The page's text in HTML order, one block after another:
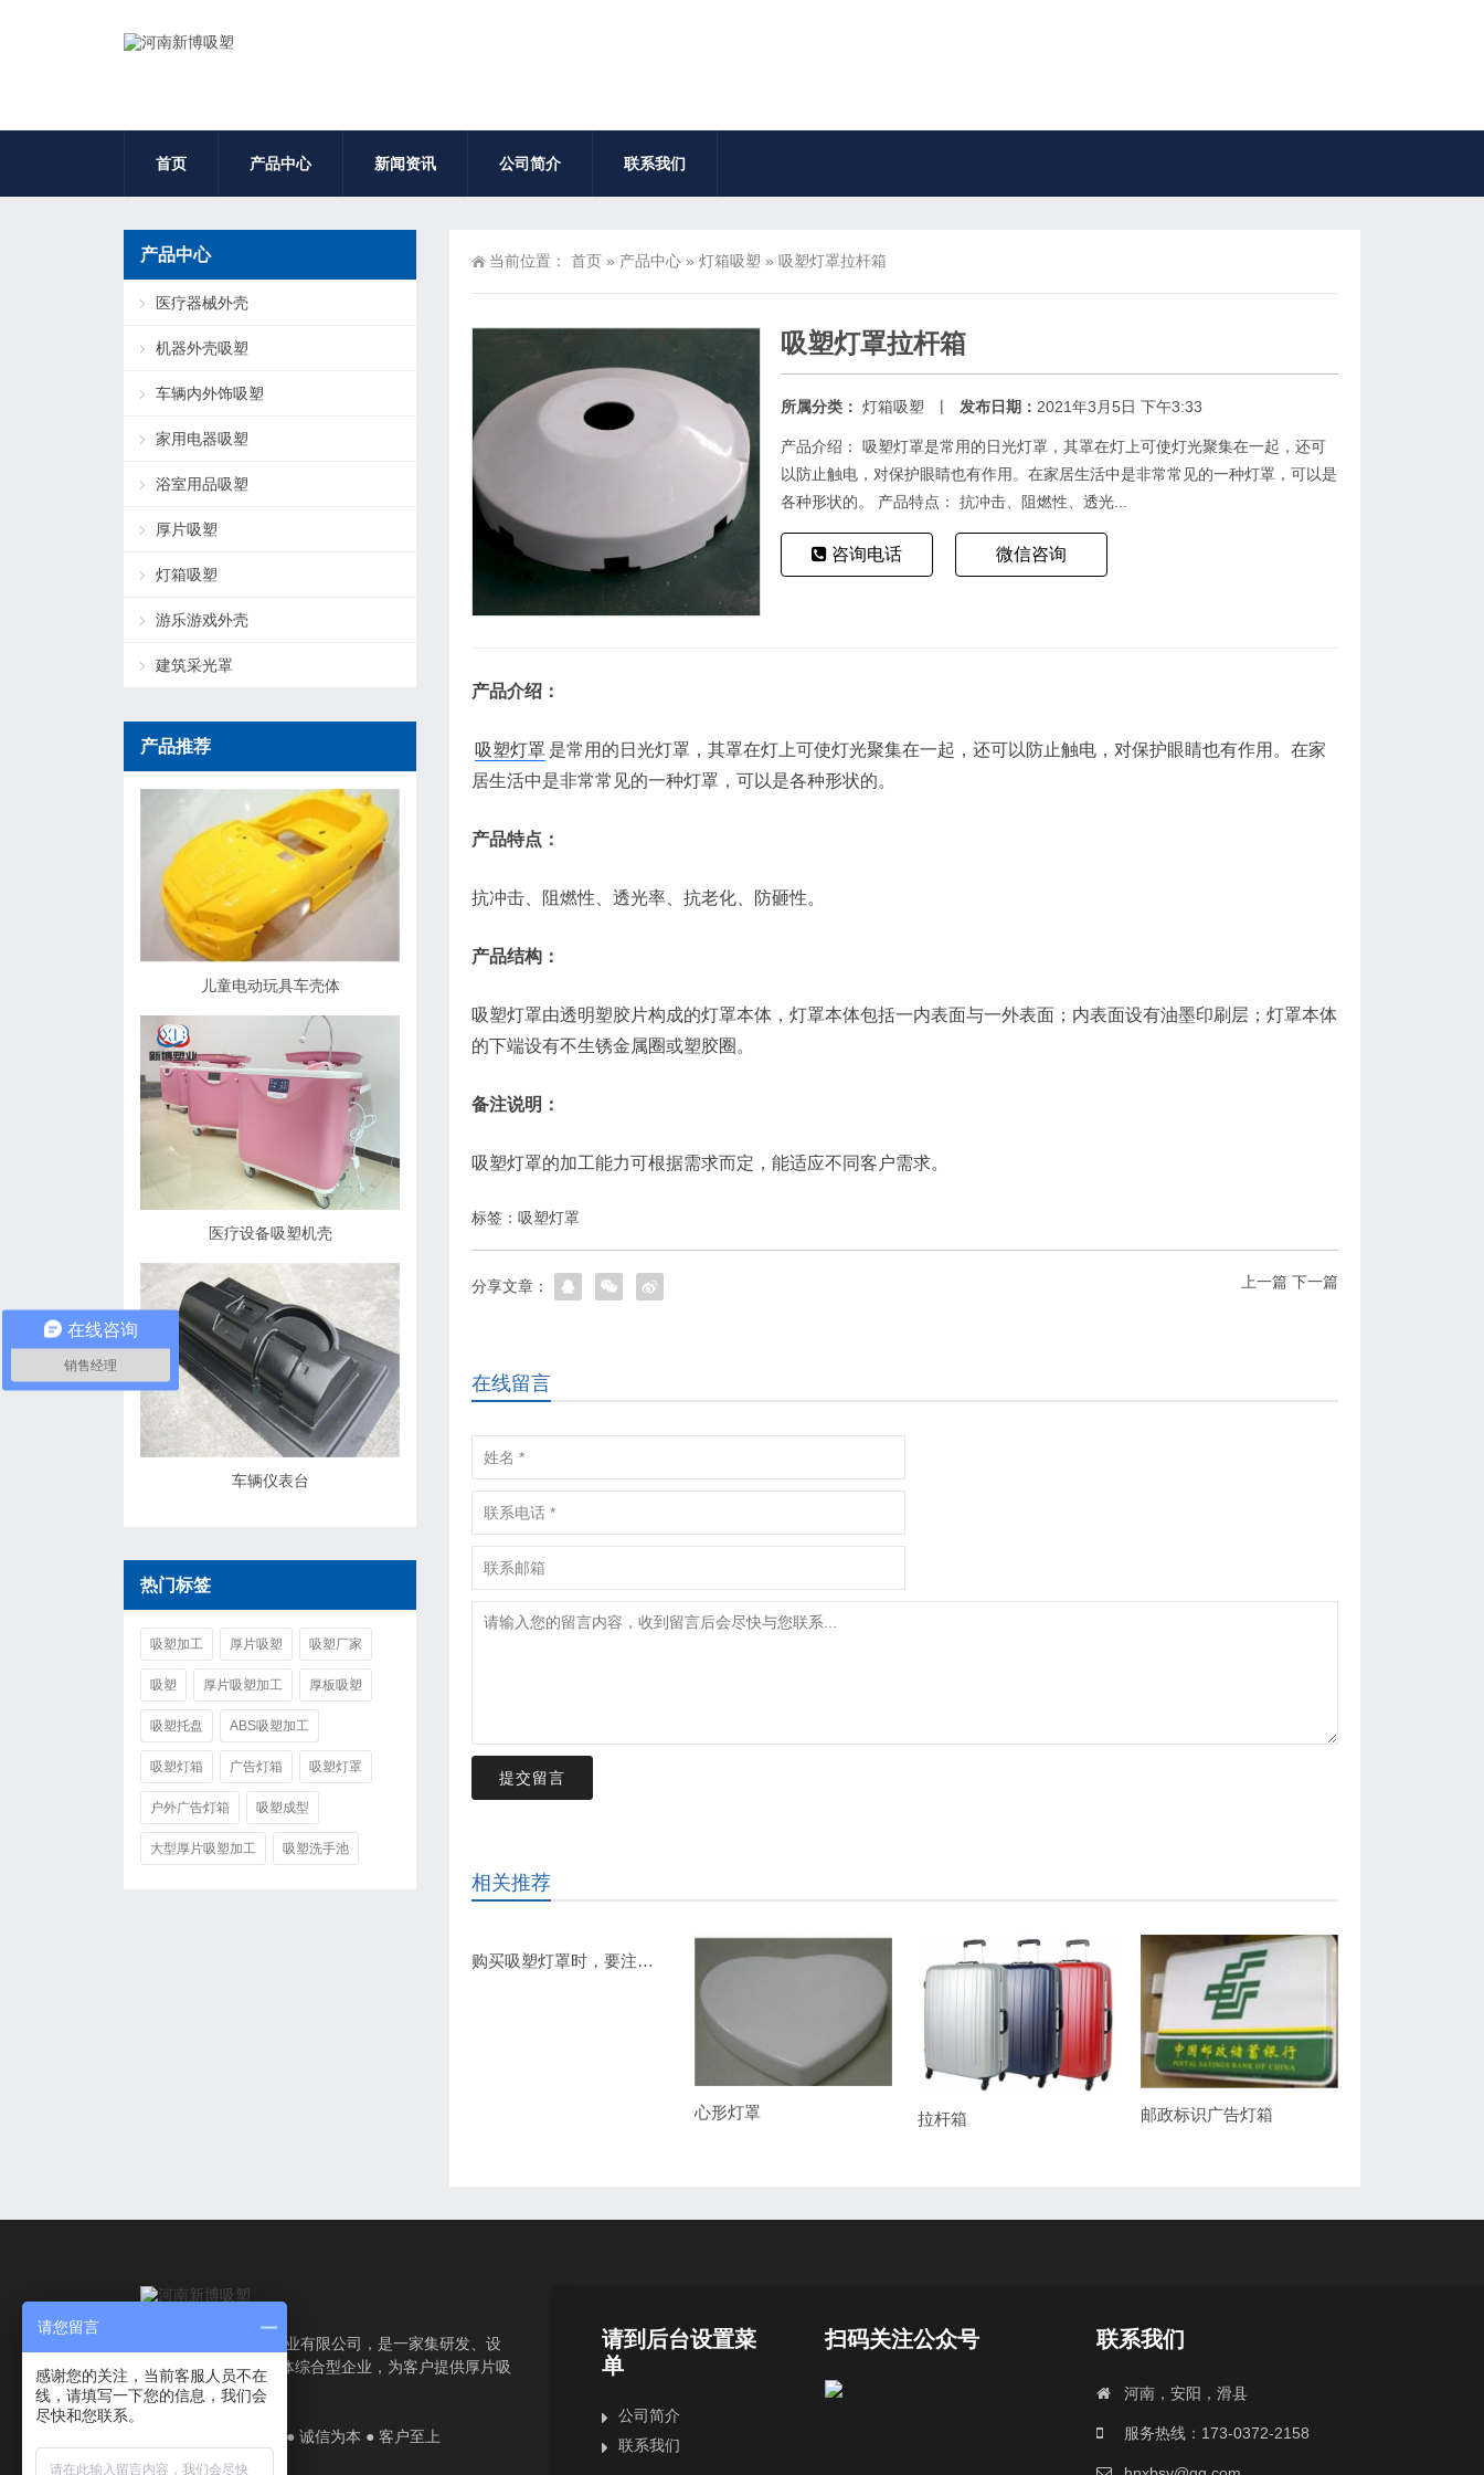
首页 产品中心 新闻资讯 公司简介 联系我们
当前位置： 首页 » 产品中心 » 灯箱吸塑 » 吸塑灯罩拉杆箱
吸塑灯罩拉杆箱
所属分类： 灯箱吸塑 | 发布日期： 2021年3月5日 下午3:33
产品介绍： 吸塑灯罩是常用的日光灯罩，其罩在灯上可使灯光聚集在一起，还可
以防止触电，对保护眼睛也有作用。在家居生活中是非常常见的一种灯罩，可以是
各种形状的。 产品特点： 抗冲击、阻燃性、透光...
咨询电话 微信咨询
产品介绍：
吸塑灯罩 是常用的日光灯罩，其罩在灯上可使灯光聚集在一起，还可以防止触电，对保护眼睛也有作用。在家
居生活中是非常常见的一种灯罩，可以是各种形状的。
产品特点：
抗冲击、阻燃性、透光率、抗老化、防砸性。
产品结构：
吸塑灯罩由透明塑胶片构成的灯罩本体，灯罩本体包括一内表面与一外表面；内表面设有油墨印刷层；灯罩本体
的下端设有不生锈金属圈或塑胶圈。
备注说明：
吸塑灯罩的加工能力可根据需求而定，能适应不同客户需求。
标签： 吸塑灯罩
上一篇 下一篇
分享文章：
在线留言
提交留言
相关推荐
购买吸塑灯罩时，要注意哪些事情？
心形灯罩 拉杆箱 邮政标识广告灯箱
产品中心
医疗器械外壳
机器外壳吸塑
车辆内外饰吸塑
家用电器吸塑
浴室用品吸塑
厚片吸塑
灯箱吸塑
游乐游戏外壳
建筑采光罩
产品推荐
儿童电动玩具车壳体
医疗设备吸塑机壳
车辆仪表台
热门标签
吸塑加工 厚片吸塑 吸塑厂家
吸塑 厚片吸塑加工 厚板吸塑
吸塑托盘 ABS吸塑加工
吸塑灯箱 广告灯箱 吸塑灯罩
户外广告灯箱 吸塑成型
大型厚片吸塑加工 吸塑洗手池
吸塑厂家-河南新博塑业有限公司，是一家集研发、设
计、生产、服务为一体综合型企业，为客户提供厚片吸
塑加工解决方案。
厂家直销 ● 质量认证 ● 诚信为本 ● 客户至上
请到后台设置菜
单
公司简介
联系我们
扫码关注公众号 联系我们
河南，安阳，滑县
服务热线：173-0372-2158
在线咨询
销售经理
请您留言
感谢您的关注，当前客服人员不在
线，请填写一下您的信息，我们会
尽快和您联系。